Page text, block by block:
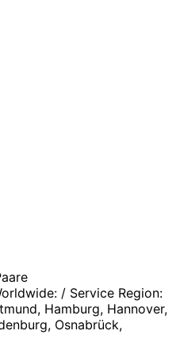
/ Service Region:
Hamburg, Hannover,
Osnabrück,